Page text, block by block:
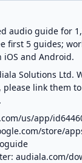
audio guide for
first 5 guides;
iOS and Android.
Solutions Ltd.
link them
us/app/
store/
audiala.com/